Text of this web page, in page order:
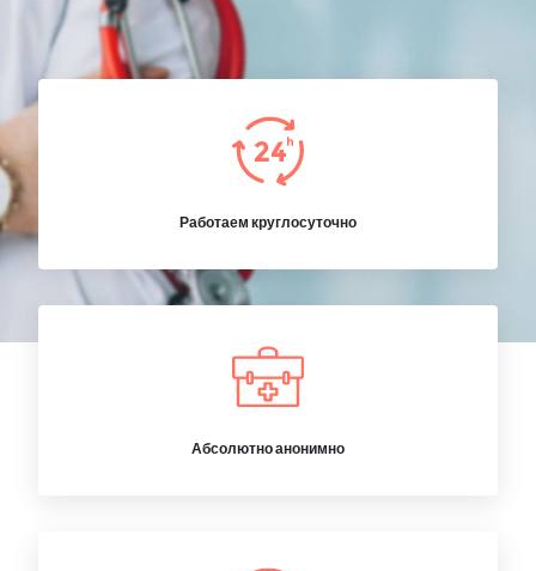
Работаем круглосуточно
Абсолютно анонимно